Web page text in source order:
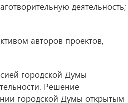
деятельность;
авторов проектов,
городской Думы
Решение
городской Думы открытым